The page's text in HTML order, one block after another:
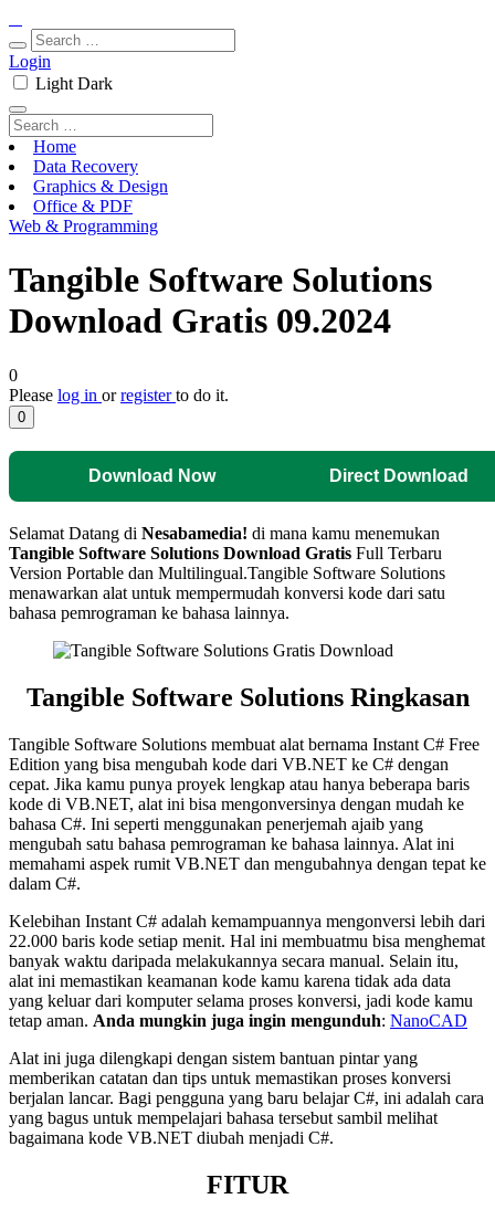
Login
Light Dark
Home
Data Recovery
Graphics & Design
Office & PDF
Web & Programming
Tangible Software Solutions
Download Gratis 09.2024
0
Please log in orregisterto do it.
0
Download Now Direct Download
Selamat Datang di Nesabamedia! di mana kamu menemukan
Tangible Software Solutions Download Gratis Full Terbaru
Version Portable dan Multilingual.Tangible Software Solutions
menawarkan alat untuk mempermudah konversi kode dari satu
bahasa pemrograman ke bahasa lainnya.
Tangible Software Solutions Ringkasan
Tangible Software Solutions membuat alat bernama Instant C# Free
Edition yang bisa mengubah kode dari VB.NET ke C# dengan
cepat. Jika kamu punya proyek lengkap atau hanya beberapa baris
kode di VB.NET, alat ini bisa mengonversinya dengan mudah ke
bahasa C#. Ini seperti menggunakan penerjemah ajaib yang
mengubah satu bahasa pemrograman ke bahasa lainnya. Alat ini
memahami aspek rumit VB.NET dan mengubahnya dengan tepat ke
dalam C#.
Kelebihan Instant C# adalah kemampuannya mengonversi lebih dari
22.000 baris kode setiap menit. Hal ini membuatmu bisa menghemat
banyak waktu daripada melakukannya secara manual. Selain itu,
alat ini memastikan keamanan kode kamu karena tidak ada data
yang keluar dari komputer selama proses konversi, jadi kode kamu
tetap aman. Anda mungkin juga ingin mengunduh: NanoCAD
Alat ini juga dilengkapi dengan sistem bantuan pintar yang
memberikan catatan dan tips untuk memastikan proses konversi
berjalan lancar. Bagi pengguna yang baru belajar C#, ini adalah cara
yang bagus untuk mempelajari bahasa tersebut sambil melihat
bagaimana kode VB.NET diubah menjadi C#.
FITUR